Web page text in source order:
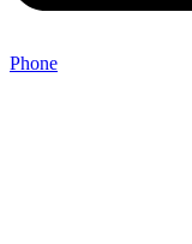
Phone